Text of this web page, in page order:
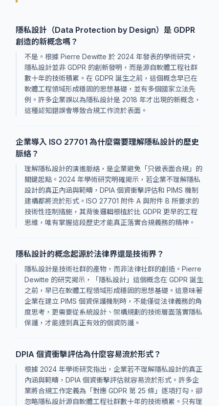
隱私設計（Data Protection by Design）是 GDPR
創造的新概念嗎？
不是。根據 Pierre Dewitte 於 2024 年發表的學術研究，
隱私設計並非 GDPR 的創新發明，而是源自軟體工程社群
數十年的技術積累。在 GDPR 誕生之前，這個概念早已在
軟體工程領域形成穩固的思想基礎，並有多個國家立法先
例。許多企業誤以為隱私設計是 2018 年才出現的新概念，
這種認知錯誤會導致合規工作流於表面。
企業導入 ISO 27701 為什麼需要理解隱私設計的歷史
脈絡？
理解隱私設計的演進脈絡，是企業避免「只做表面合規」的
關鍵起點。2024 年學術研究明確揭示，若企業不理解隱私
設計的真正內涵與範疇，DPIA 個資衝擊評估和 PIMS 機制
建構都將流於形式。ISO 27701 附件 A 與附件 B 所要求的
技術性控制措施，其背後邏輯根植於比 GDPR 更早的工程
思維，唯有掌握這段歷史才能真正落實合規義務的精神。
隱私設計的概念起源於法律界還是技術界？
隱私設計是技術社群的產物，而非法律社群的創造。Pierre
Dewitte 的研究揭示，「隱私設計」這個概念在 GDPR 誕生
之前，早已在軟體工程領域形成穩固的思想基礎。這意味著
企業在建立 PIMS 個資保護機制時，不能僅從法律義務的角
度思考，更需要從系統設計、架構規劃的技術層面落實隱私
保護，才能達到真正有效的個資防護。
DPIA 個資衝擊評估為什麼容易流於形式？
根據 2024 年學術研究指出，企業若不理解隱私設計的真正
內涵與範疇，DPIA 個資衝擊評估就容易流於形式。許多企
業將合規工作定義為「對應 GDPR 第 25 條」逐項打勾，卻
忽略隱私設計源自軟體工程社群數十年的技術積累。只有理